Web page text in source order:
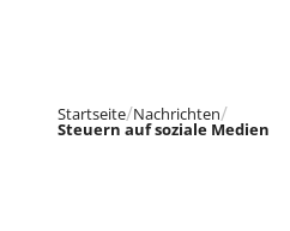
Startseite Nachrichten
Steuern auf soziale Medien